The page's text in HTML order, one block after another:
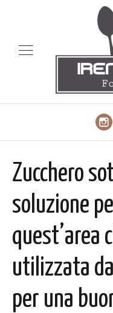
Zucchero
soluzione
quest’area
utilizzata
per una